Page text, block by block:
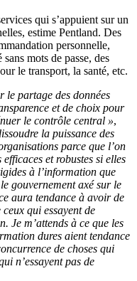
qui s’appuient sur un
estime Pentland. Des
personnelle,
mots de passe, des
le transport, la santé, etc.
le partage des données
et de choix pour
le contrôle central »,
la puissance des
parce que l’on
et robustes si elles
à l’information que
gouvernement axé sur le
aura tendance à avoir de
qui essayent de
Je m’attends à ce que les
dures aient tendance
de choses qui
n’essayent pas de